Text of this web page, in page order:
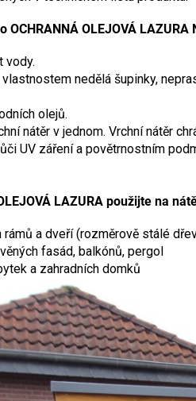
OCHRANNÁ OLEJOVÁ LAZURA
vody.
nedělá šupinky,
olejů.
nátěr v jednom. Vrchní nátěr
UV záření a povětrnostním
LAZURA použijte na
rámů a dveří (rozměrově stálé
fasád, balkónů, pergol
a zahradních domků